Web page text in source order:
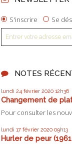
S'inscrire Se
NOTES
lundi 24 février 2020 12h36
Changement de
Pour consulter les
lundi 17 février 2020 09h13
Hurler de peur